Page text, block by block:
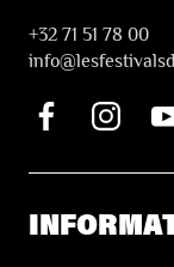
+32 71 51 78 00
i